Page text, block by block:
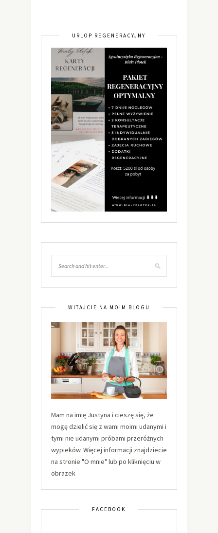
URLOP REGENERACYJNY
WITAJCIE NA MOIM BLOGU
Mam na imię Justyna i cieszę się, że
mogę dzielić się z wami moimi udanymi i
tymi nie udanymi próbami przeróżnych
wypieków. Więcej informacji znajdziecie
na stronie "O mnie" lub po kliknięciu w
obrazek
FACEBOOK